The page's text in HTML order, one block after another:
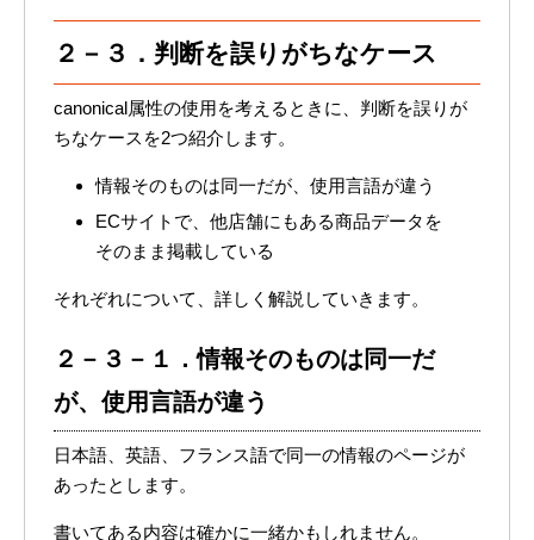
２－３．判断を誤りがちなケース
canonical属性の使用を考えるときに、判断を誤りが
ちなケースを2つ紹介します。
情報そのものは同一だが、使用言語が違う
ECサイトで、他店舗にもある商品データを
そのまま掲載している
それぞれについて、詳しく解説していきます。
２－３－１．情報そのものは同一だ
が、使用言語が違う
日本語、英語、フランス語で同一の情報のページが
あったとします。
書いてある内容は確かに一緒かもしれません。